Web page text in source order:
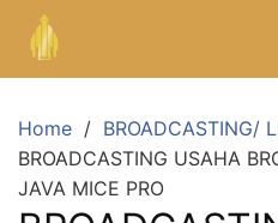
Home
BROADCASTING/
BROADCASTING USAHA
JAVA MICE PRO